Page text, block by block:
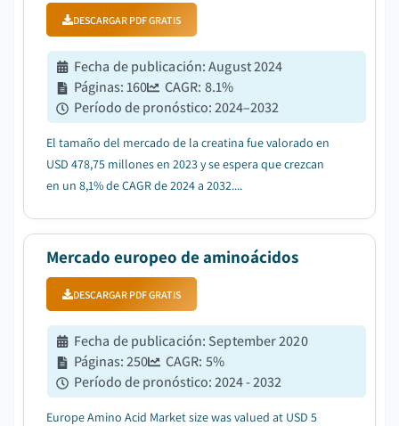
DESCARGAR PDF GRATIS
Fecha de publicación:August 2024
Páginas:160 CAGR: 8.1%
Período de pronóstico:2024–2032
El tamaño del mercado de la creatina fue valorado en
USD 478,75 millones en 2023 y se espera que crezcan
en un 8,1% de CAGR de 2024 a 2032....
Mercado europeo de aminoácidos
DESCARGAR PDF GRATIS
Fecha de publicación: September 2020
Páginas:250 CAGR: 5%
Período de pronóstico:2024 - 2032
Europe Amino Acid Market size was valued at USD 5